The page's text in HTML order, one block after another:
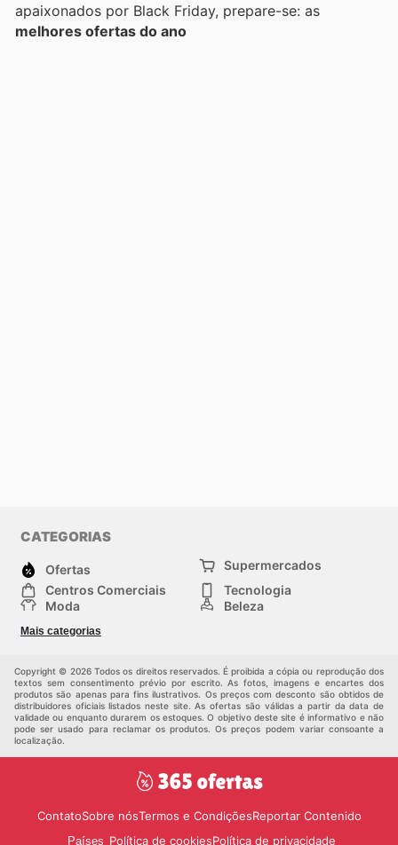
apaixonados por Black Friday, prepare-se: as
melhores ofertas do ano
CATEGORIAS
Ofertas
Supermercados
Centros Comerciais
Tecnologia
Moda
Beleza
Construção e jardinagem
Mais categorias
Copyright © 2026 Todos os direitos reservados. É proibida a cópia ou reprodução dos
textos sem consentimento prévio por escrito. As fotos, imagens e encartes dos
produtos são apenas para fins ilustrativos. Os preços com desconto são obtidos de
distribuidores oficiais listados neste site. As ofertas são válidas a partir da data de
validade ou enquanto durarem os estoques. O objetivo deste site é informativo e não
pode ser usado para reclamar os produtos. Os preços podem variar consoante a
localização.
ContatoSobre nósTermos e CondiçõesReportar Contenido
Países Política de cookiesPolítica de privacidade